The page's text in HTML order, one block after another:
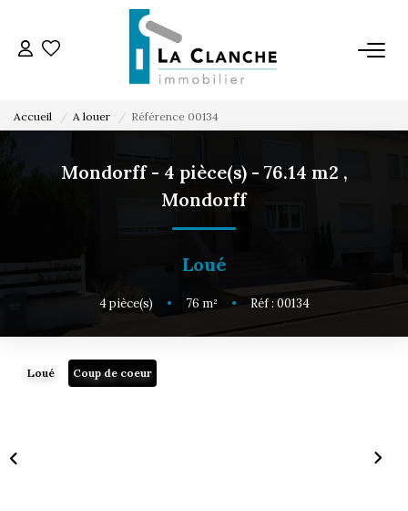
L'AGENCE
VENTE
LOCATION
ESTIMATION
SERVICE LOCATION
Accueil A louer Référence 00134
Mondorff - 4 pièce(s) - 76.14 m2 ,
Mondorff
Loué
4pièce(s) • 76 m² • Réf : 00134
Loué Coup de coeur